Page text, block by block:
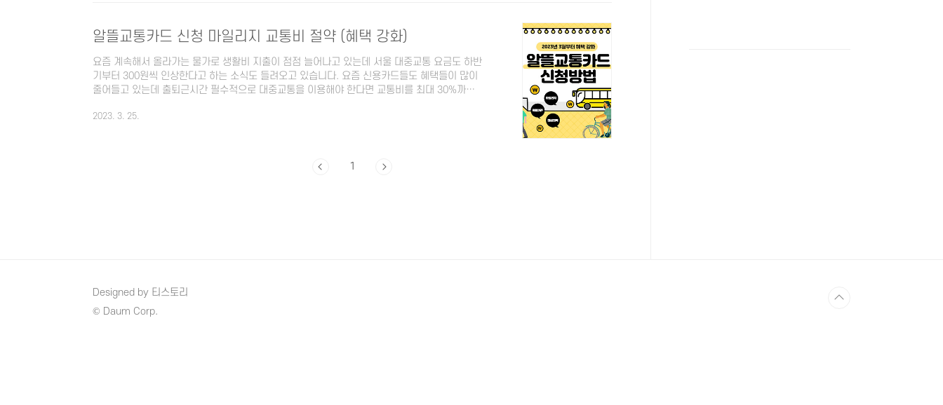
알뜰교통카드 신청 마일리지 교통비 절약 (혜택 강화)
요즘 계속해서 올라가는 물가로 생활비 지출이 점점 늘어나고 있는데 서울 대중교통 요금도 하반
기부터 300원씩 인상한다고 하는 소식도 들려오고 있습니다. 요즘 신용카드들도 혜택들이 많이
줄어들고 있는데 출퇴근시간 필수적으로 대중교통을 이용해야 한다면 교통비를 최대 30%까지
길 바랍니다. 1. 알뜰교통카드란? 알뜰교통카드는 대중교통을 이용 뿐만 아니라 대중교통 이용
의 요금할인과 더불어 각 지자체에서 최대 10%의 추가 할인을 적용받..
2023. 3. 25.
1
Designed by 티스토리
© Daum Corp.